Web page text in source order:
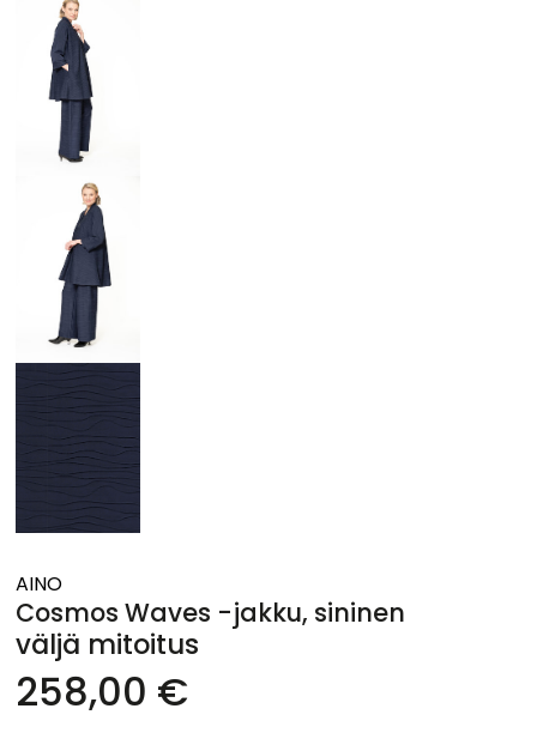
AINO
Cosmos Waves -jakku, sininen
väljä mitoitus
258,00 €